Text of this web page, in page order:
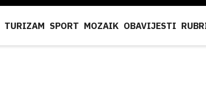
TURIZAM SPORT MOZAIK OBAVIJESTI